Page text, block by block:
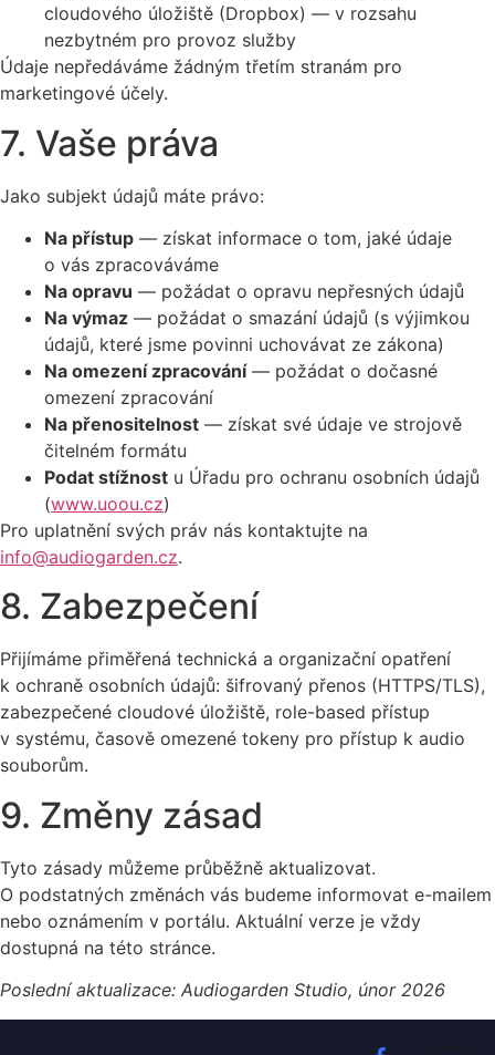
cloudového úložiště (Dropbox) — v rozsahu
nezbytném pro provoz služby
Údaje nepředáváme žádným třetím stranám pro
marketingové účely.
7. Vaše práva
Jako subjekt údajů máte právo:
Na přístup — získat informace o tom, jaké údaje
o vás zpracováváme
Na opravu — požádat o opravu nepřesných údajů
Na výmaz — požádat o smazání údajů (s výjimkou
údajů, které jsme povinni uchovávat ze zákona)
Na omezení zpracování— požádat o dočasné
omezení zpracování
Na přenositelnost — získat své údaje ve strojově
čitelném formátu
Podat stížnost u Úřadu pro ochranu osobních údajů
(www.uoou.cz)
Pro uplatnění svých práv nás kontaktujte na
info@audiogarden.cz.
8. Zabezpečení
Přijímáme přiměřená technická a organizační opatření
k ochraně osobních údajů: šifrovaný přenos (HTTPS/TLS),
zabezpečené cloudové úložiště, role-based přístup
v systému, časově omezené tokeny pro přístup k audio
souborům.
9. Změny zásad
Tyto zásady můžeme průběžně aktualizovat.
O podstatných změnách vás budeme informovat e-mailem
nebo oznámením v portálu. Aktuální verze je vždy
dostupná na této stránce.
Poslední aktualizace: Audiogarden Studio, únor 2026